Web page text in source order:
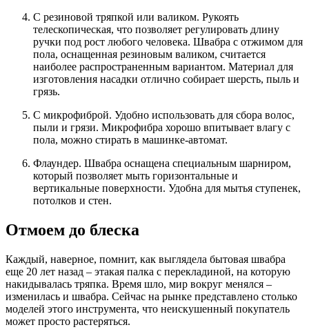
С резиновой тряпкой или валиком. Рукоять
телескопическая, что позволяет регулировать длину
ручки под рост любого человека. Швабра с отжимом для
пола, оснащенная резиновым валиком, считается
наиболее распространенным вариантом. Материал для
изготовления насадки отлично собирает шерсть, пыль и
грязь.
С микрофиброй. Удобно использовать для сбора волос,
пыли и грязи. Микрофибра хорошо впитывает влагу с
пола, можно стирать в машинке-автомат.
Флаундер. Швабра оснащена специальным шарниром,
который позволяет мыть горизонтальные и
вертикальные поверхности. Удобна для мытья ступенек,
потолков и стен.
Отмоем до блеска
Каждый, наверное, помнит, как выглядела бытовая швабра
еще 20 лет назад – этакая палка с перекладиной, на которую
накидывалась тряпка. Время шло, мир вокруг менялся –
изменилась и швабра. Сейчас на рынке представлено столько
моделей этого инструмента, что неискушенный покупатель
может просто растеряться.